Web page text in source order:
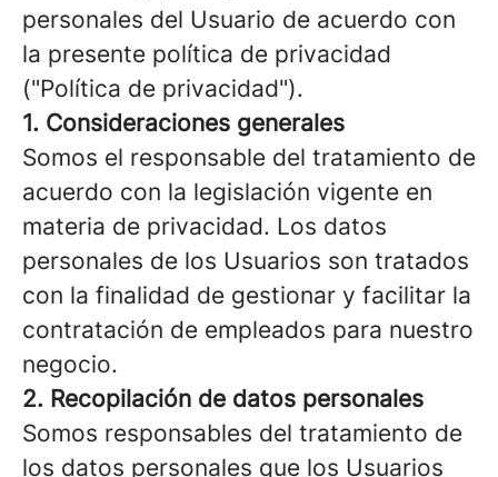
personales del Usuario de acuerdo con
la presente política de privacidad
("Política de privacidad").
1. Consideraciones generales
Somos el responsable del tratamiento de
acuerdo con la legislación vigente en
materia de privacidad. Los datos
personales de los Usuarios son tratados
con la finalidad de gestionar y facilitar la
contratación de empleados para nuestro
negocio.
2. Recopilación de datos personales
Somos responsables del tratamiento de
los datos personales que los Usuarios